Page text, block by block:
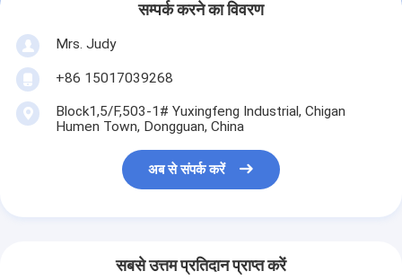
सम्पर्क करने का विवरण
Mrs. Judy
+86 15017039268
Block1,5/F,503-1# Yuxingfeng Industrial, Chigan
Humen Town, Dongguan, China
अब से संपर्क करें
सबसे उत्तम प्रतिदान प्राप्त करें